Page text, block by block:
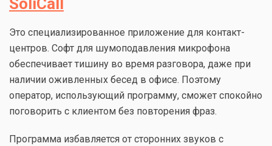
SoliCall
Это специализированное приложение для контакт-
центров. Софт для шумоподавления микрофона
обеспечивает тишину во время разговора, даже при
наличии оживленных бесед в офисе. Поэтому
оператор, использующий программу, сможет спокойно
поговорить с клиентом без повторения фраз.
Программа избавляется от сторонних звуков с